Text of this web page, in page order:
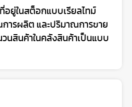
อยู่ในสต็อกแบบเรียลไทม์
ารผลิต และปริมาณการขาย
วนสินค้าในคลังสินค้าเป็นแบบ